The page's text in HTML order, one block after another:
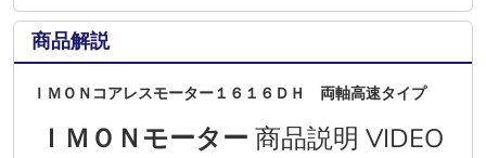
商品解説
ＩＭＯＮコアレスモーター１６１６ＤＨ 両軸高速タイプ
ＩＭＯＮモーター 商品説明 VIDEO